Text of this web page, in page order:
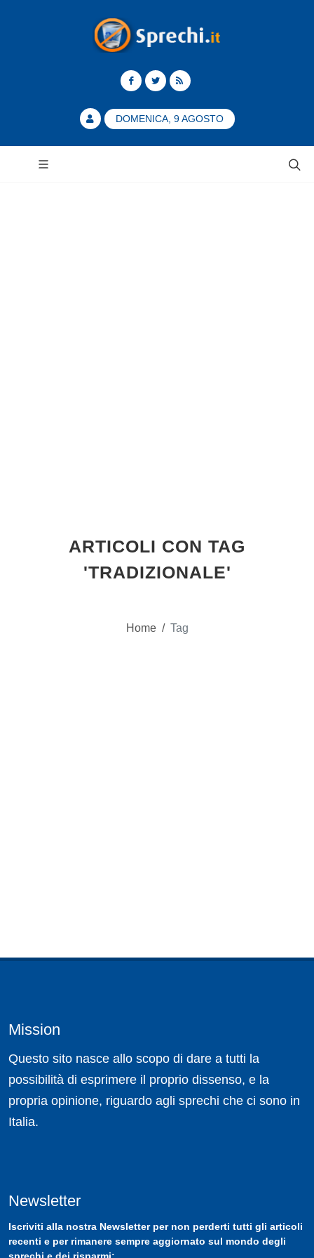
DOMENICA, 9 AGOSTO
ARTICOLI CON TAG
'TRADIZIONALE'
Home / Tag
Mission
Questo sito nasce allo scopo di dare a tutti la
possibilità di esprimere il proprio dissenso, e la
propria opinione, riguardo agli sprechi che ci sono in
Italia.
Newsletter
Iscriviti alla nostra Newsletterper non perderti tutti gli articoli
recenti e per rimanere sempre aggiornato sul mondo degli